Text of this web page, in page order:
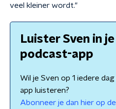
veel kleiner wordt."
Luister Sven in
podcast-app
Wil je Sven op 1 iedere
app luisteren?
Abonneer je dan hier op